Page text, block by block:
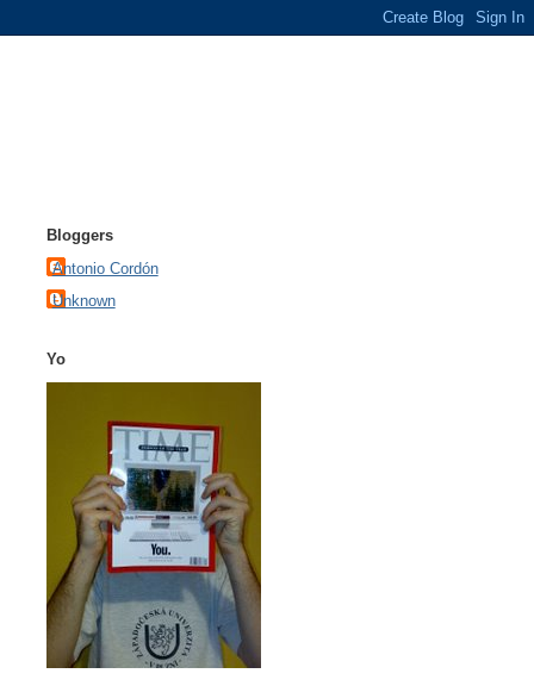
Bloggers
Antonio Cordón
Unknown
Yo